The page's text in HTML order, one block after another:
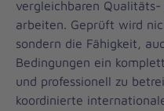
vergleichbaren
arbeiten. Geprüft wird
sondern die Fähigkeit,
Bedingungen ein
und professionell zu
koordinierte